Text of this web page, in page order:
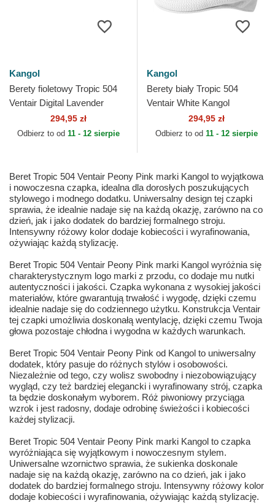
Kangol
Berety fioletowy Tropic 504
Ventair Digital Lavender
294,95 zł
Odbierz to od 11 - 12 sierpie
Kangol
Berety biały Tropic 504
Ventair White Kangol
294,95 zł
Odbierz to od 11 - 12 sierpie
Beret Tropic 504 Ventair Peony Pink marki Kangol to wyjątkowa
i nowoczesna czapka, idealna dla dorosłych poszukujących
stylowego i modnego dodatku. Uniwersalny design tej czapki
sprawia, że idealnie nadaje się na każdą okazję, zarówno na co
dzień, jak i jako dodatek do bardziej formalnego stroju.
Intensywny różowy kolor dodaje kobiecości i wyrafinowania,
ożywiając każdą stylizację.
Beret Tropic 504 Ventair Peony Pink marki Kangol wyróżnia się
charakterystycznym logo marki z przodu, co dodaje mu nutki
autentyczności i jakości. Czapka wykonana z wysokiej jakości
materiałów, które gwarantują trwałość i wygodę, dzięki czemu
idealnie nadaje się do codziennego użytku. Konstrukcja Ventair
tej czapki umożliwia doskonałą wentylację, dzięki czemu Twoja
głowa pozostaje chłodna i wygodna w każdych warunkach.
Beret Tropic 504 Ventair Peony Pink od Kangol to uniwersalny
dodatek, który pasuje do różnych stylów i osobowości.
Niezależnie od tego, czy wolisz swobodny i niezobowiązujący
wygląd, czy też bardziej elegancki i wyrafinowany strój, czapka
ta będzie doskonałym wyborem. Róż piwoniowy przyciąga
wzrok i jest radosny, dodaje odrobinę świeżości i kobiecości
każdej stylizacji.
Beret Tropic 504 Ventair Peony Pink marki Kangol to czapka
wyróżniająca się wyjątkowym i nowoczesnym stylem.
Uniwersalne wzornictwo sprawia, że sukienka doskonale
nadaje się na każdą okazję, zarówno na co dzień, jak i jako
dodatek do bardziej formalnego stroju. Intensywny różowy kolor
dodaje kobiecości i wyrafinowania, ożywiając każdą stylizację.